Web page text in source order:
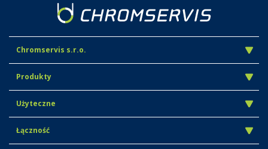
Chromservis s.r.o.
Produkty
Użyteczne
Łączność